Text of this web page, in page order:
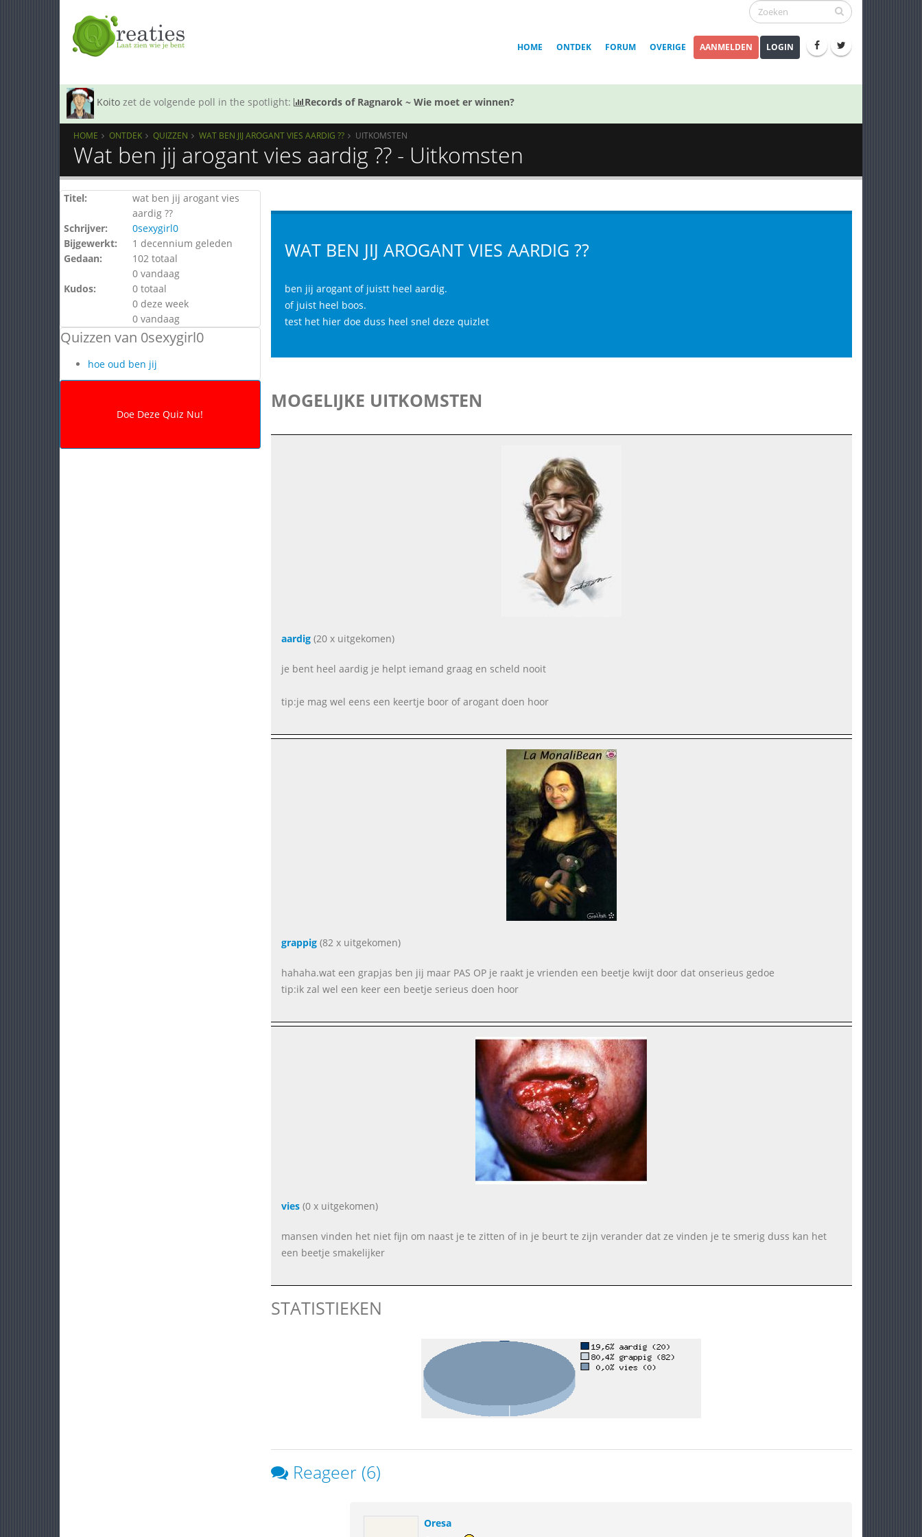
HOME ONTDEK FORUM OVERIGE AANMELDEN LOGIN
Koito zet de volgende poll in the spotlight: Records of Ragnarok ~ Wie moet er winnen?
HOME ONTDEK QUIZZEN WAT BEN JIJ AROGANT VIES AARDIG ?? UITKOMSTEN
Wat ben jij arogant vies aardig ?? - Uitkomsten
Titel:
wat ben jij arogant vies
aardig ??
Schrijver:
0sexygirl0
Bijgewerkt:
1 decennium geleden
Gedaan:
102 totaal
0 vandaag
Kudos:
0 totaal
0 deze week
0 vandaag
Quizzen van 0sexygirl0
hoe oud ben jij
WAT BEN JIJ AROGANT VIES AARDIG ??
ben jij arogant of juistt heel aardig.
of juist heel boos.
test het hier doe duss heel snel deze quizlet
MOGELIJKE UITKOMSTEN
aardig(20 x uitgekomen)
je bent heel aardig je helpt iemand graag en scheld nooit
tip:je mag wel eens een keertje boor of arogant doen hoor
grappig(82 x uitgekomen)
hahaha.wat een grapjas ben jij maar PAS OP je raakt je vrienden een beetje kwijt door dat onserieus gedoe
tip:ik zal wel een keer een beetje serieus doen hoor
vies(0 x uitgekomen)
mansen vinden het niet fijn om naast je te zitten of in je beurt te zijn verander dat ze vinden je te smerig duss kan het
een beetje smakelijker
STATISTIEKEN
Reageer (6)
Oresa